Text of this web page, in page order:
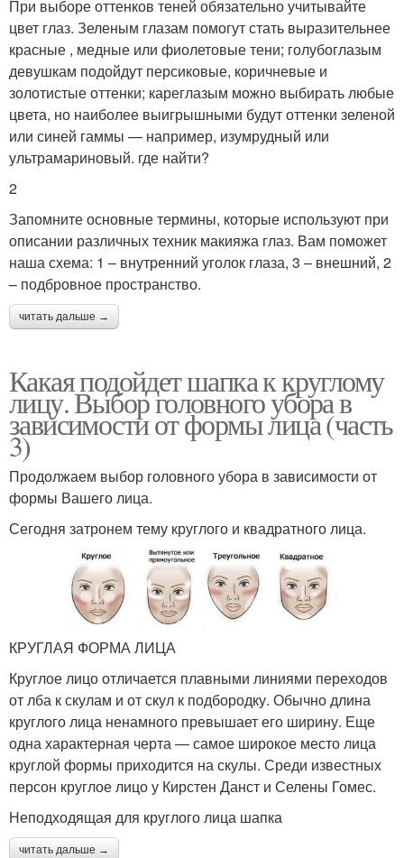
При выборе оттенков теней обязательно учитывайте
цвет глаз. Зеленым глазам помогут стать выразительнее
красные , медные или фиолетовые тени; голубоглазым
девушкам подойдут персиковые, коричневые и
золотистые оттенки; кареглазым можно выбирать любые
цвета, но наиболее выигрышными будут оттенки зеленой
или синей гаммы — например, изумрудный или
ультрамариновый. где найти?
2
Запомните основные термины, которые используют при
описании различных техник макияжа глаз. Вам поможет
наша схема: 1 – внутренний уголок глаза, 3 – внешний, 2
– подбровное пространство.
читать дальше →
Какая подойдет шапка к круглому
лицу. Выбор головного убора в
зависимости от формы лица (часть
3)
Продолжаем выбор головного убора в зависимости от
формы Вашего лица.
Сегодня затронем тему круглого и квадратного лица.
КРУГЛАЯ ФОРМА ЛИЦА
Круглое лицо отличается плавными линиями переходов
от лба к скулам и от скул к подбородку. Обычно длина
круглого лица ненамного превышает его ширину. Еще
одна характерная черта — самое широкое место лица
круглой формы приходится на скулы. Среди известных
персон круглое лицо у Кирстен Данст и Селены Гомес.
Неподходящая для круглого лица шапка
читать дальше →